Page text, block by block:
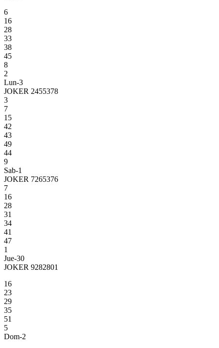
6
16
28
33
38
45
8
2
Lun-3
JOKER 2455378
3
7
15
42
43
49
44
9
Sab-1
JOKER 7265376
7
16
28
31
34
41
47
1
Jue-30
JOKER 9282801
16
23
29
35
51
5
Dom-2